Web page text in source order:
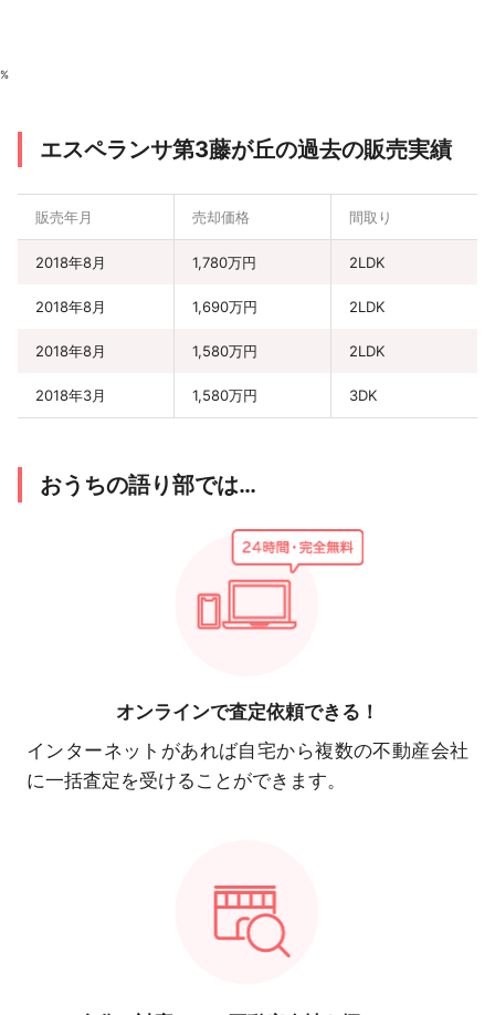
%
エスペランサ第3藤が丘の過去の販売実績
販売年月 売却価格 間取り
2018年8月 1,780万円 2LDK
2018年8月 1,690万円 2LDK
2018年8月 1,580万円 2LDK
2018年3月 1,580万円 3DK
おうちの語り部では…
オンラインで査定依頼できる！
インターネットがあれば自宅から複数の不動産会社
に一括査定を受けることができます。